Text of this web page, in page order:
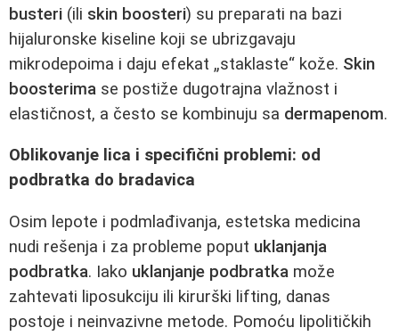
busteri (ili skin boosteri) su preparati na bazi
hijaluronske kiseline koji se ubrizgavaju
mikrodepoima i daju efekat „staklaste“ kože. Skin
boosterima se postiže dugotrajna vlažnost i
elastičnost, a često se kombinuju sa dermapenom.
Oblikovanje lica i specifični problemi: od
podbratka do bradavica
Osim lepote i podmlađivanja, estetska medicina
nudi rešenja i za probleme poput uklanjanja
podbratka. Iako uklanjanje podbratka može
zahtevati liposukciju ili kirurški lifting, danas
postoje i neinvazivne metode. Pomoću lipolitičkih